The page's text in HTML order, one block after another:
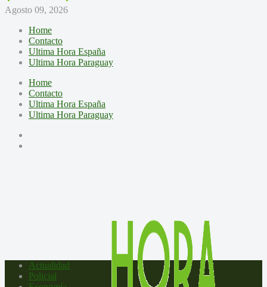
Agosto 09, 2026
Home
Contacto
Ultima Hora España
Ultima Hora Paraguay
Home
Contacto
Ultima Hora España
Ultima Hora Paraguay
Actualidad
Policial